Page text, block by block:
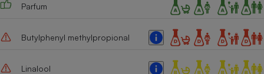
Parfum
Butylphenyl methylpropional
Linalool